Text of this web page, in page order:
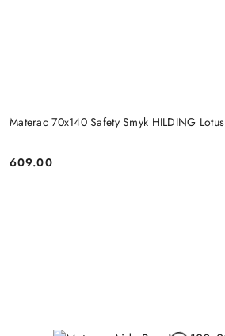
Materac 70x140 Safety Smyk HILDING Lotus
Cena:
609.00